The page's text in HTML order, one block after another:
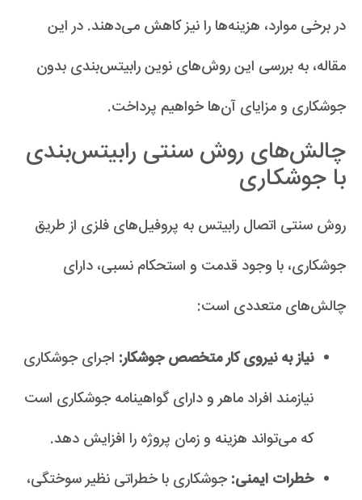
در برخی موارد، هزینه‌ها را نیز کاهش می‌دهند. در این
مقاله، به بررسی این روش‌های نوین رابیتس‌بندی بدون
جوشکاری و مزایای آن‌ها خواهیم پرداخت.
چالش‌های روش سنتی رابیتس‌بندی
با جوشکاری
روش سنتی اتصال رابیتس به پروفیل‌های فلزی از طریق
جوشکاری، با وجود قدمت و استحکام نسبی، دارای
چالش‌های متعددی است:
نیاز به نیروی کار متخصص جوشکار: اجرای جوشکاری
نیازمند افراد ماهر و دارای گواهینامه جوشکاری است
که می‌تواند هزینه و زمان پروژه را افزایش دهد.
خطرات ایمنی: جوشکاری با خطراتی نظیر سوختگی،